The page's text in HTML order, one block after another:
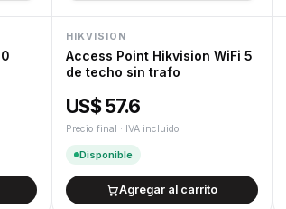
HIKVISION
Access Point Hikvision WiFi 5
de techo sin trafo
US$ 57.6
Precio final · IVA incluido
Disponible
Agregar al carrito